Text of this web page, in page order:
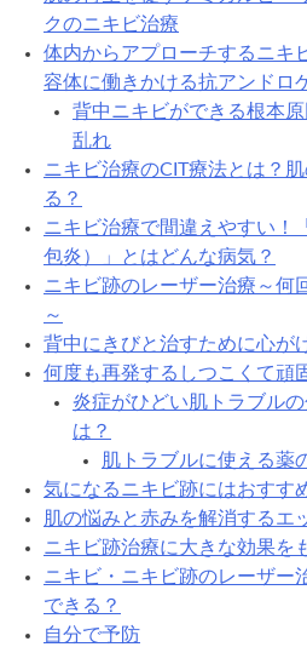
クのニキビ治療
体内からアプローチするニキ
容体に働きかける抗アンドロ
背中ニキビができる根本
乱れ
ニキビ治療のCIT療法とは？
る？
ニキビ治療で間違えやすい！
包炎）」とはどんな病気？
ニキビ跡のレーザー治療～何
～
背中にきびと治すために心が
何度も再発するしつこくて頑
炎症がひどい肌トラブル
は？
肌トラブルに使える薬
気になるニキビ跡にはおすす
肌の悩みと赤みを解消するエ
ニキビ跡治療に大きな効果を
ニキビ・ニキビ跡のレーザー
できる？
自分で予防